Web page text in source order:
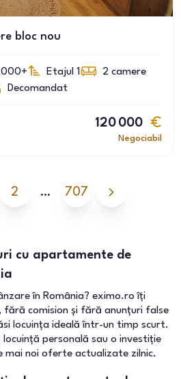
bloc nou
Etajul 1 2 camere
Decomandat
120 000
Negociabil
2 … 707
cu apartamente de
în România? eximo.ro îți
comision și fără anunțuri false
locuința ideală într-un timp scurt.
personală sau o investiție
mai noi oferte actualizate zilnic.